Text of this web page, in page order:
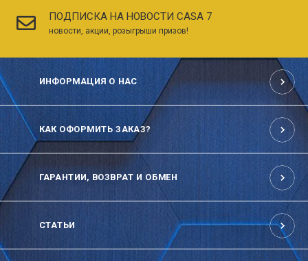
ПОДПИСКА НА НОВОСТИ CASA 7
новости, акции, розыгрыши призов!
ИНФОРМАЦИЯ О НАС
КАК ОФОРМИТЬ ЗАКАЗ?
ГАРАНТИИ, ВОЗВРАТ И ОБМЕН
СТАТЬИ